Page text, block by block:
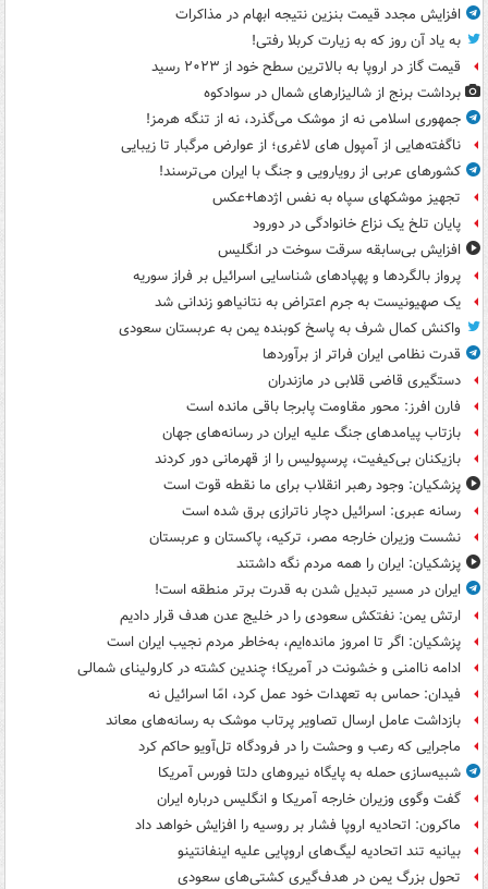
افزایش مجدد قیمت بنزین نتیجه ابهام در مذاکرات
به یاد آن روز که به زیارت کربلا رفتی!
قیمت گاز در اروپا به بالاترین سطح خود از ۲۰۲۳ رسید
برداشت برنج از شالیزارهای شمال در سوادکوه
جمهوری اسلامی نه از موشک می‌گذرد، نه از تنگه هرمز!
ناگفته‌هایی از آمپول های لاغری؛ از عوارض مرگبار تا زیبایی
کشورهای عربی از رویارویی و جنگ با ایران می‌ترسند!
تجهیز موشکهای سپاه به نفس اژدها+عکس
پایان تلخ یک نزاع خانوادگی در دورود
افزایش بی‌سابقه سرقت سوخت در انگلیس
پرواز بالگردها و پهپادهای شناسایی اسرائیل بر فراز سوریه
یک صهیونیست به جرم اعتراض به نتانیاهو زندانی شد
واکنش کمال شرف به پاسخ کوبنده یمن به عربستان سعودی
قدرت نظامی ایران فراتر از برآوردها
دستگیری قاضی قلابی در مازندران
فارن افرز: محور مقاومت پابرجا باقی مانده است
بازتاب پیامدهای جنگ علیه ایران در رسانه‌های جهان
بازیکنان بی‌کیفیت، پرسپولیس را از قهرمانی دور کردند
پزشکیان: وجود رهبر انقلاب برای ما نقطه قوت است
رسانه عبری: اسرائیل دچار ناترازی برق شده است
نشست وزیران خارجه مصر، ترکیه، پاکستان و عربستان
پزشکیان: ایران را همه مردم نگه داشتند
ایران در مسیر تبدیل شدن به قدرت برتر منطقه است!
ارتش یمن: نفتکش سعودی را در خلیج عدن هدف قرار دادیم
پزشکیان: اگر تا امروز مانده‌ایم، به‌خاطر مردم نجیب ایران است
ادامه ناامنی و خشونت در آمریکا؛ چندین کشته در کارولینای شمالی
فیدان: حماس به تعهدات خود عمل کرد، امّا اسرائیل نه
بازداشت عامل ارسال تصاویر پرتاب موشک به رسانه‌های معاند
ماجرایی که رعب و وحشت را در فرودگاه تل‌آویو حاکم کرد
شبیه‌سازی حمله به پایگاه نیروهای دلتا فورس آمریکا
گفت وگوی وزیران خارجه آمریکا و انگلیس درباره ایران
ماکرون: اتحادیه اروپا فشار بر روسیه را افزایش خواهد داد
بیانیه تند اتحادیه لیگ‌های اروپایی علیه اینفانتینو
تحول بزرگ یمن در هدف‌گیری کشتی‌های سعودی